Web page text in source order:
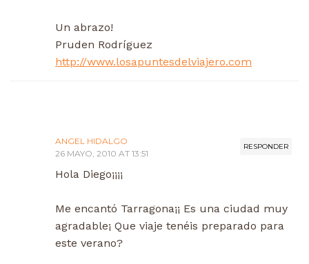
Un abrazo!
Pruden Rodríguez
http://www.losapuntesdelviajero.com
RESPONDER
ANGEL HIDALGO
26 MAYO, 2010 AT 13:51
Hola Diego¡¡¡¡
Me encantó Tarragona¡¡ Es una ciudad muy
agradable¡ Que viaje tenéis preparado para
este verano?